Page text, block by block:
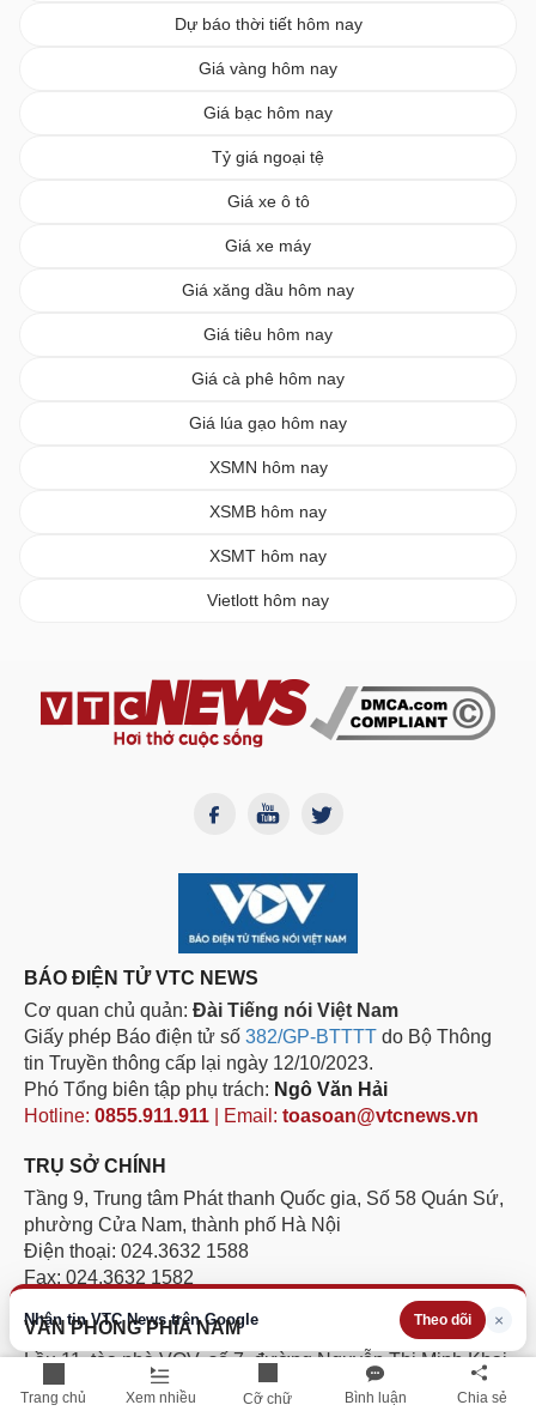
Trang chủ Xem nhiều Cỡ chữ Bình luận Chia sẻ
Nhận tin VTC News trên Google Theo dõi ×
Dự báo thời tiết hôm nay
Giá vàng hôm nay
Giá bạc hôm nay
Tỷ giá ngoại tệ
Giá xe ô tô
Giá xe máy
Giá xăng dầu hôm nay
Giá tiêu hôm nay
Giá cà phê hôm nay
Giá lúa gạo hôm nay
XSMN hôm nay
XSMB hôm nay
XSMT hôm nay
Vietlott hôm nay
BÁO ĐIỆN TỬ VTC NEWS
Cơ quan chủ quản: Đài Tiếng nói Việt Nam
Giấy phép Báo điện tử số 382/GP-BTTTT do Bộ Thông
tin Truyền thông cấp lại ngày 12/10/2023.
Phó Tổng biên tập phụ trách: Ngô Văn Hải
Hotline: 0855.911.911 | Email: toasoan@vtcnews.vn
TRỤ SỞ CHÍNH
Tầng 9, Trung tâm Phát thanh Quốc gia, Số 58 Quán Sứ,
phường Cửa Nam, thành phố Hà Nội
Điện thoại: 024.3632 1588
Fax: 024.3632 1582
VĂN PHÒNG PHÍA NAM
Lầu 11, tòa nhà VOV, số 7, đường Nguyễn Thị Minh Khai,
phường Sài Gòn, Thành phố Hồ Chí Minh.